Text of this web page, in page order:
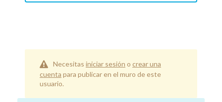
Necesitas iniciar sesión o crear una
cuenta para publicar en el muro de este
usuario.